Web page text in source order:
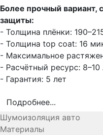
Более прочный вариант,
защиты:
- Толщина плёнки:
- Толщина top coat: 16
- Максимальное
- Расчётный ресурс: 8–10
- Гарантия: 5 лет
Подробнее...
Шумоизоляция авто
Материалы